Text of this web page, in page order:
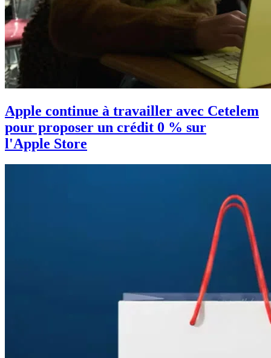
Apple continue à travailler avec Cetelem
pour proposer un crédit 0 % sur
l'Apple Store